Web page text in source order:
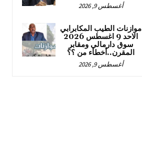
أغسطس 9, 2026
موازنات الطيب المكابرابي
الاحد 9 اغسطس 2026
سوق دارمالي ومقابر
المقرن..أخطاء من ؟؟
أغسطس 9, 2026